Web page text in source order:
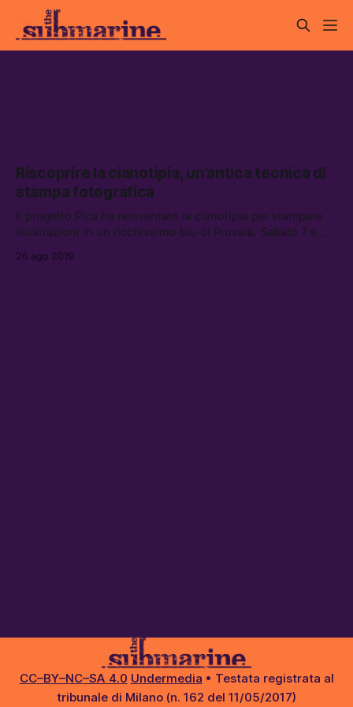
Riscoprire la cianotipia, un’antica tecnica di
stampa fotografica
Il progetto Pica ha reinventato la cianotipia per stampare
illustrazioni in un ricchissimo blu di Prussia. Sabato 7 e
workshop di Gomma.
26 ago 2019
CC–BY–NC–SA 4.0 Undermedia • Testata registrata al
tribunale di Milano (n. 162 del 11/05/2017)